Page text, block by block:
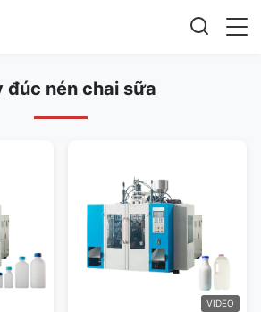
đúc nén chai sữa
VIDEO